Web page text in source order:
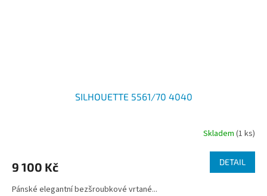
SILHOUETTE 5561/70 4040
Skladem (1 ks)
9 100 Kč DETAIL
Pánské elegantní bezšroubkové vrtané...